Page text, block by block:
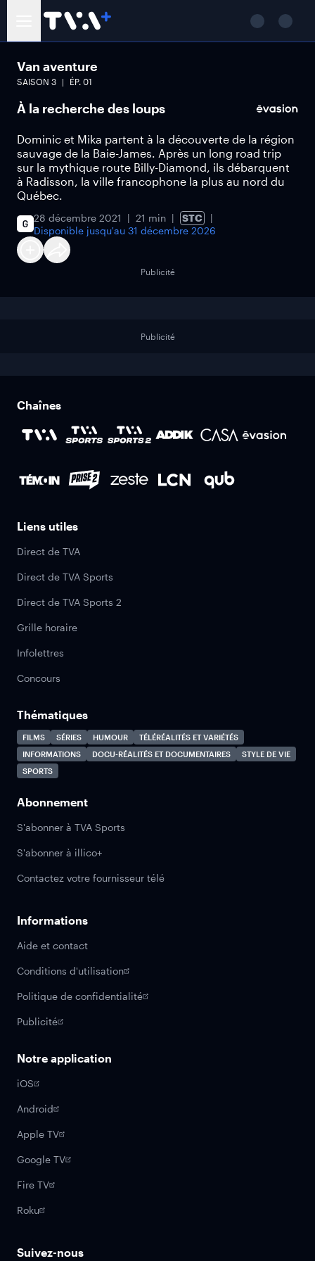
Van aventure
SAISON 3 ÉP. 01
À la recherche des loups
Dominic et Mika partent à la découverte de la région
sauvage de la Baie-James. Après un long road trip
sur la mythique route Billy-Diamond, ils débarquent
à Radisson, la ville francophone la plus au nord du
Québec.
28 décembre 2021 21 min
STC
Disponible jusqu'au 31 décembre 2026
Publicité
Publicité
Chaînes
Liens utiles
Direct de TVA
Direct de TVA Sports
Direct de TVA Sports 2
Grille horaire
Infolettres
Concours
Thématiques
FILMS SÉRIES HUMOUR
TÉLÉRÉALITÉS ET VARIÉTÉS
INFORMATIONS
DOCU-RÉALITÉS ET DOCUMENTAIRES
STYLE DE VIE
SPORTS
Abonnement
S'abonner à TVA Sports
S'abonner à illico+
Contactez votre fournisseur télé
Informations
Aide et contact
Conditions d'utilisation
Politique de confidentialité
Publicité
Notre application
iOS
Android
Apple TV
Google TV
Fire TV
Roku
Suivez-nous